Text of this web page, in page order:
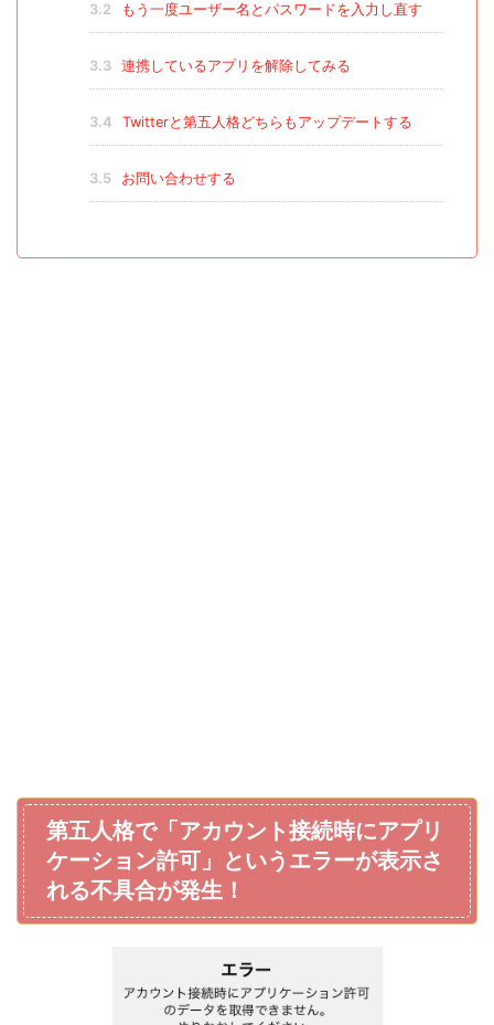
3.2 もう一度ユーザー名とパスワードを入力し直す
3.3 連携しているアプリを解除してみる
3.4 Twitterと第五人格どちらもアップデートする
3.5 お問い合わせする
第五人格で「アカウント接続時にアプリ
ケーション許可」というエラーが表示さ
れる不具合が発生！